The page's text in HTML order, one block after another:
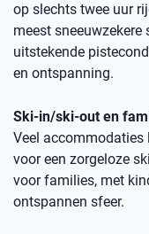
op slechts twee uur
meest
uitstekende
en ontspanning.
Ski-in/ski-out en
Veel
voor een zorgeloze
voor families, met
ontspannen sfeer.